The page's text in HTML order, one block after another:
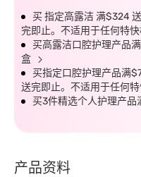
买 指定高露洁 满$324
完即止。不适用于任何特
买高露洁口腔护理产品
盒
买指定口腔护理产品满
送完即止。不适用于任何
买3件精选个人护理产品
产品资料